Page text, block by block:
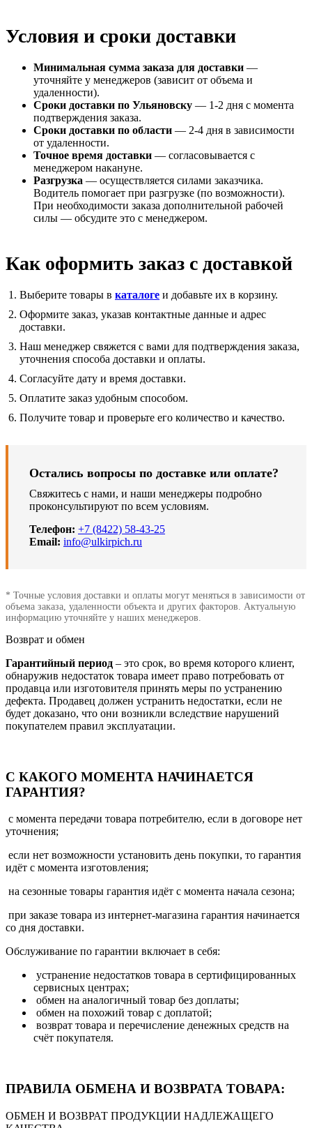
Условия и сроки доставки
Минимальная сумма заказа для доставки —
уточняйте у менеджеров (зависит от объема и
удаленности).
Сроки доставки по Ульяновску — 1-2 дня с момента
подтверждения заказа.
Сроки доставки по области — 2-4 дня в зависимости
от удаленности.
Точное время доставки — согласовывается с
менеджером накануне.
Разгрузка — осуществляется силами заказчика.
Водитель помогает при разгрузке (по возможности).
При необходимости заказа дополнительной рабочей
силы — обсудите это с менеджером.
Как оформить заказ с доставкой
Выберите товары в каталоге и добавьте их в корзину.
Оформите заказ, указав контактные данные и адрес
доставки.
Наш менеджер свяжется с вами для подтверждения заказа,
уточнения способа доставки и оплаты.
Согласуйте дату и время доставки.
Оплатите заказ удобным способом.
Получите товар и проверьте его количество и качество.
Остались вопросы по доставке или оплате?
Свяжитесь с нами, и наши менеджеры подробно
проконсультируют по всем условиям.
Телефон: +7 (8422) 58-43-25
Email: info@ulkirpich.ru
* Точные условия доставки и оплаты могут меняться в зависимости от
объема заказа, удаленности объекта и других факторов. Актуальную
информацию уточняйте у наших менеджеров.
Возврат и обмен
Гарантийный период – это срок, во время которого клиент,
обнаружив недостаток товара имеет право потребовать от
продавца или изготовителя принять меры по устранению
дефекта. Продавец должен устранить недостатки, если не
будет доказано, что они возникли вследствие нарушений
покупателем правил эксплуатации.
С КАКОГО МОМЕНТА НАЧИНАЕТСЯ
ГАРАНТИЯ?
с момента передачи товара потребителю, если в договоре нет
уточнения;
если нет возможности установить день покупки, то гарантия
идёт с момента изготовления;
на сезонные товары гарантия идёт с момента начала сезона;
при заказе товара из интернет-магазина гарантия начинается
со дня доставки.
Обслуживание по гарантии включает в себя:
устранение недостатков товара в сертифицированных
сервисных центрах;
обмен на аналогичный товар без доплаты;
обмен на похожий товар с доплатой;
возврат товара и перечисление денежных средств на
счёт покупателя.
ПРАВИЛА ОБМЕНА И ВОЗВРАТА ТОВАРА:
ОБМЕН И ВОЗВРАТ ПРОДУКЦИИ НАДЛЕЖАЩЕГО